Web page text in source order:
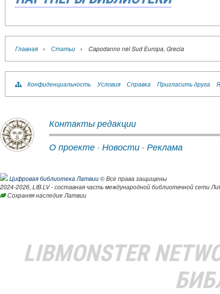
Главная › Статьи › Capodanno nel Sud Europa, Grecia
Конфиденциальность Условия Справка Пригласить друга
Контакты редакции
О проекте · Новости · Реклама
Цифровая библиотека Латвии© Все права защищены
2024-2026, LIB.LV - составная часть международной библиотечной сети
Сохраняя наследие Латвии
LIBMONSTER